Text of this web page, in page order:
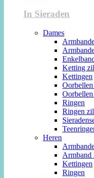
In Sieraden
Dames
Ketting
Kettingen
Ringen
Ringen
Heren
Armband
Kettingen
Ringen